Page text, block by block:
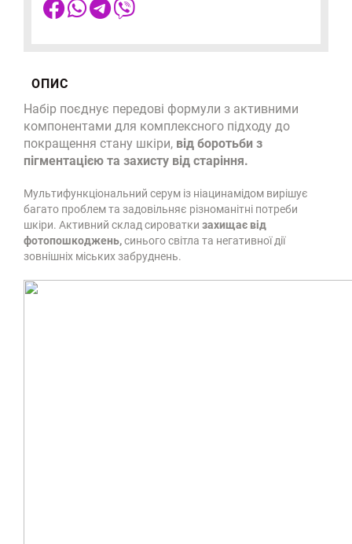
ОПИС
Набір поєднує передові формули з активними
компонентами для комплексного підходу до
покращення стану шкіри, від боротьби з
пігментацією та захисту від старіння.
Мультифункціональний серум із ніацинамідом вирішує
багато проблем та задовільняє різноманітні потреби
шкіри. Активний склад сироватки захищає від
фотопошкоджень,синього світла та негативної дії
зовнішніх міських забруднень.